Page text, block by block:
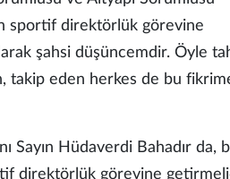
sportif direktörlük görevine
şahsi düşüncemdir. Öyle
takip eden herkes de bu
Sayın Hüdaverdi Bahadır da,
direktörlük görevine